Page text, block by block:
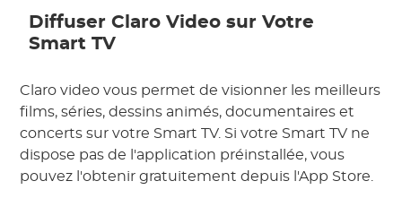
Diffuser Claro Video sur Votre
Smart TV
Claro video vous permet de visionner les meilleurs
films, séries, dessins animés, documentaires et
concerts sur votre Smart TV. Si votre Smart TV ne
dispose pas de l'application préinstallée, vous
pouvez l'obtenir gratuitement depuis l'App Store.